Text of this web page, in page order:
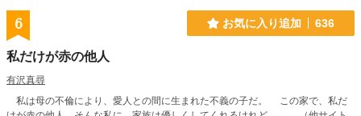
6 お気に入り追加 636
私だけが赤の他人
有沢真尋
私は母の不倫により、愛人との間に生まれた不義の子だ。 この家で、私だ